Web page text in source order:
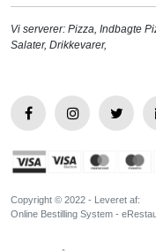
Vi serverer: Pizza, Indbagte
Salater, Drikkevarer,
Copyright © 2022 - Leveret af:
Online Bestilling System -